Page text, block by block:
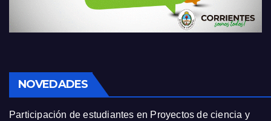
NOVEDADES
Participación de estudiantes en Proyectos de ciencia y